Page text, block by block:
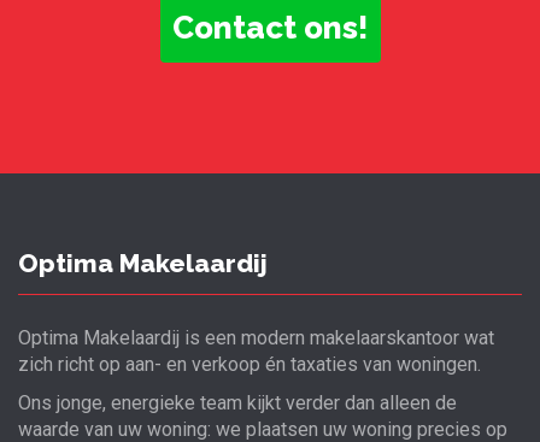
Contact ons!
Optima Makelaardij
Optima Makelaardij is een modern makelaarskantoor wat
zich richt op aan- en verkoop én taxaties van woningen.
Ons jonge, energieke team kijkt verder dan alleen de
waarde van uw woning: we plaatsen uw woning precies op